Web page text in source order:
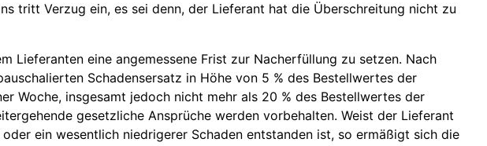
tritt Verzug ein, es sei denn, der Lieferant hat die Überschreitung nicht zu
Lieferanten eine angemessene Frist zur Nacherfüllung zu setzen. Nach
Schadensersatz in Höhe von 5 % des Bestellwertes der
Woche, insgesamt jedoch nicht mehr als 20 % des Bestellwertes der
gesetzliche Ansprüche werden vorbehalten. Weist der Lieferant
ein wesentlich niedrigerer Schaden entstanden ist, so ermäßigt sich die